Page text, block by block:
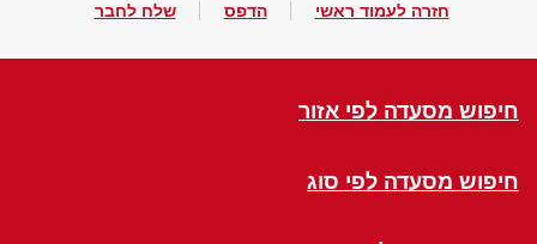
חזרה לעמוד ראשי הדפס שלח לחבר
חיפוש מסעדה לפי אזור
חיפוש מסעדה לפי סוג